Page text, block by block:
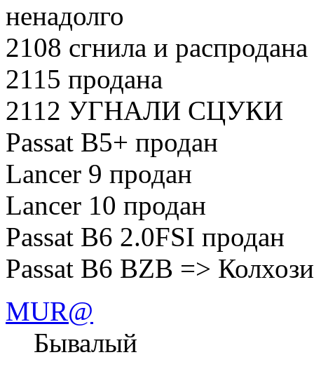
ненадолго
2108 сгнила и
2115 продана
2112 УГНАЛИ СЦУКИ
Passat B5+ продан
Lancer 9 продан
Lancer 10 продан
Passat B6 2.0FSI продан
Passat B6 BZB =>
MUR@
Бывалый